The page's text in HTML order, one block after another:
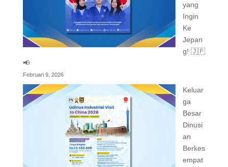
yang
Ingin
Ke
Jepan
g! 🇯🇵
📢
Februari 9, 2026
Keluar
ga
Besar
Dinusi
an
Berkes
empat